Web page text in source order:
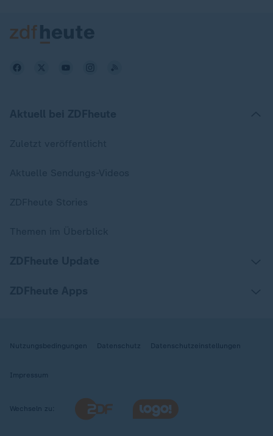
Nutzungsbedingungen Datenschutz Datenschutzeinstellungen
Impressum
Wechseln zu: